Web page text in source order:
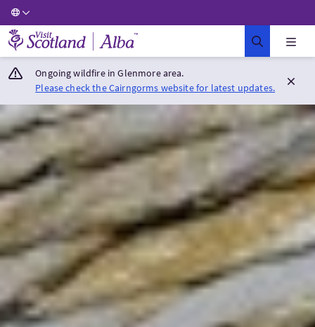
Visit Scotland Home
Ongoing wildfire in Glenmore area.
Please check the Cairngorms website for latest updates.